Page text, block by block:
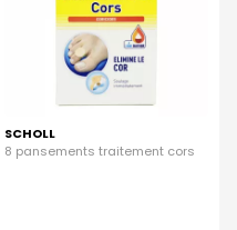
SCHOLL
8 pansements traitement cors